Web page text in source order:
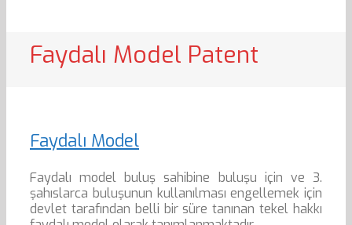
Faydalı Model Patent
Faydalı Model
Faydalı model buluş sahibine buluşu için ve 3.
şahıslarca buluşunun kullanılması engellemek için
devlet tarafından belli bir süre tanınan tekel hakkı